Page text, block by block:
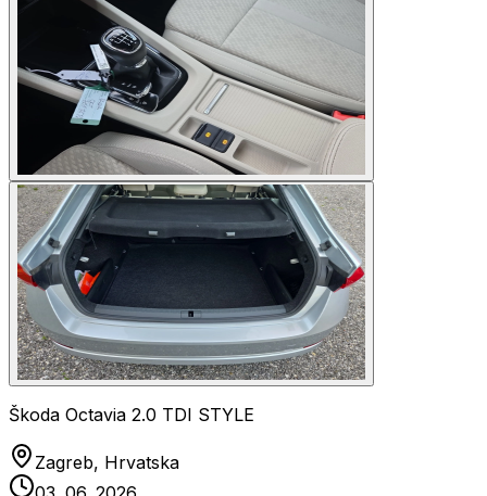
Škoda Octavia 2.0 TDI STYLE
Zagreb, Hrvatska